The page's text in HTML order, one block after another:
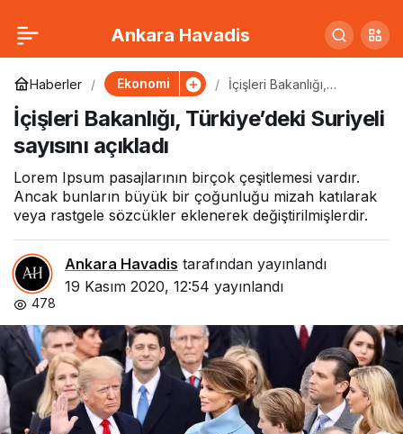
Ankara Havadis
Haberler Ekonomi
İçişleri Bakanlığı,
sayısını açıkladı
İçişleri Bakanlığı, Türkiye’deki Suriyeli
sayısını açıkladı
Lorem Ipsum pasajlarının birçok çeşitlemesi vardır.
Ancak bunların büyük bir çoğunluğu mizah katılarak
veya rastgele sözcükler eklenerek değiştirilmişlerdir.
Ankara Havadis tarafından yayınlandı
19 Kasım 2020, 12:54 yayınlandı
478
Cumhurbaşkanı Recep
Tayyip Erdoğan, Turgut
Kıran’ın cenaze
törenine katıldı
0 Paylaş